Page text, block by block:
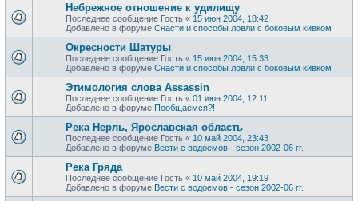
Небрежное отношение к удилищу
Последнее сообщение Гость « 15 июн 2004, 18:42
Добавлено в форуме Снасти и способы ловли с боковым кивком
Окресности Шатуры
Последнее сообщение Гость « 15 июн 2004, 15:33
Добавлено в форуме Снасти и способы ловли с боковым кивком
Этимология слова Assassin
Последнее сообщение Гость « 01 июн 2004, 12:11
Добавлено в форуме Пообщаемся?!
Река Нерль, Ярославская область
Последнее сообщение Гость « 10 май 2004, 23:43
Добавлено в форуме Вести с водоемов - сезон 2002-06 гг.
Река Гряда
Последнее сообщение Гость « 10 май 2004, 19:19
Добавлено в форуме Вести с водоемов - сезон 2002-06 гг.